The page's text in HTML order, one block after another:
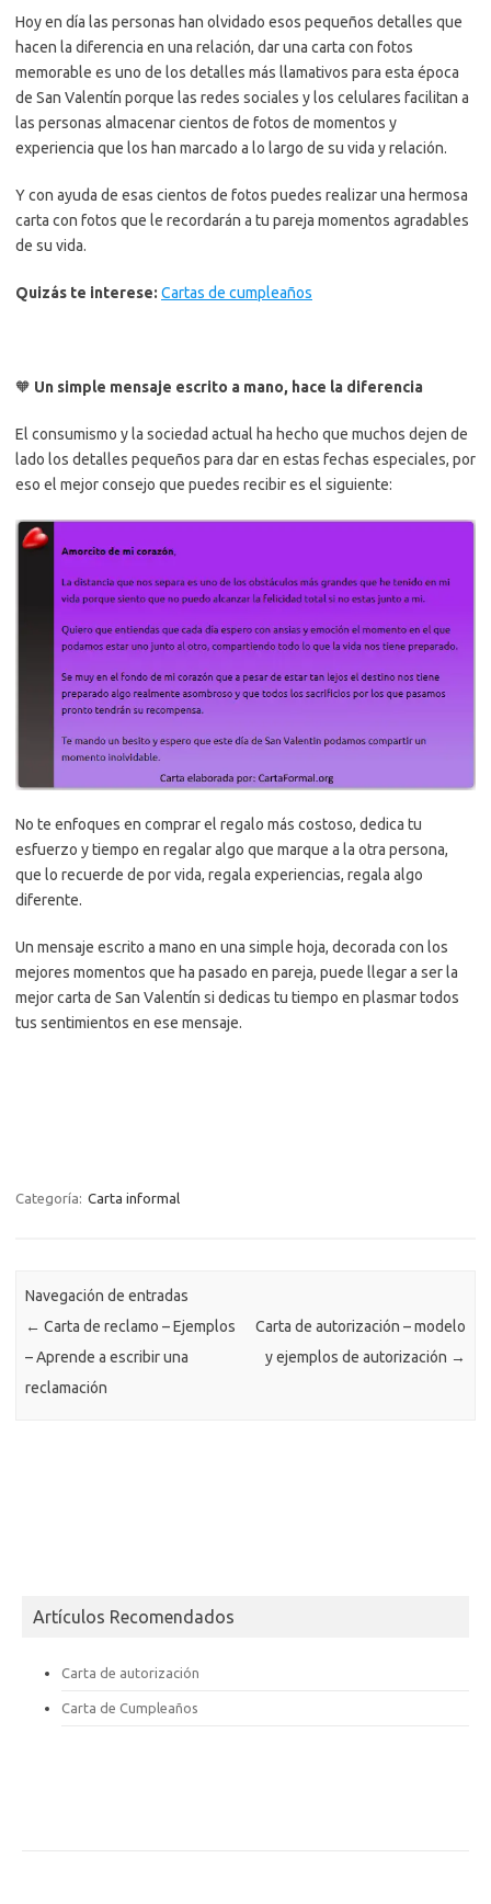
Hoy en día las personas han olvidado esos pequeños detalles que
hacen la diferencia en una relación, dar una carta con fotos
memorable es uno de los detalles más llamativos para esta época
de San Valentín porque las redes sociales y los celulares facilitan a
las personas almacenar cientos de fotos de momentos y
experiencia que los han marcado a lo largo de su vida y relación.
Y con ayuda de esas cientos de fotos puedes realizar una hermosa
carta con fotos que le recordarán a tu pareja momentos agradables
de su vida.
Quizás te interese: Cartas de cumpleaños
🧡 Un simple mensaje escrito a mano, hace la diferencia
El consumismo y la sociedad actual ha hecho que muchos dejen de
lado los detalles pequeños para dar en estas fechas especiales, por
eso el mejor consejo que puedes recibir es el siguiente:
No te enfoques en comprar el regalo más costoso, dedica tu
esfuerzo y tiempo en regalar algo que marque a la otra persona,
que lo recuerde de por vida, regala experiencias, regala algo
diferente.
Un mensaje escrito a mano en una simple hoja, decorada con los
mejores momentos que ha pasado en pareja, puede llegar a ser la
mejor carta de San Valentín si dedicas tu tiempo en plasmar todos
tus sentimientos en ese mensaje.
Categoría: Carta informal
Navegación de entradas
← Carta de reclamo – Ejemplos
– Aprende a escribir una
reclamación
Carta de autorización – modelo
y ejemplos de autorización →
Artículos Recomendados
Carta de autorización
Carta de Cumpleaños